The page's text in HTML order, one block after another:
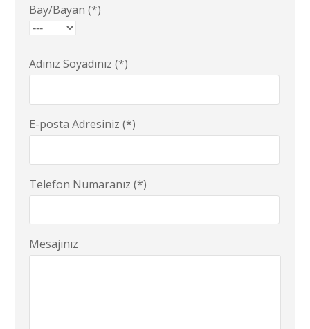
Bay/Bayan (*)
Adınız Soyadınız (*)
E-posta Adresiniz (*)
Telefon Numaranız (*)
Mesajınız